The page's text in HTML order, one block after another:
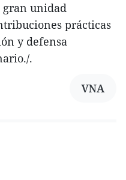
unidad
prácticas
y defensa
.
VNA